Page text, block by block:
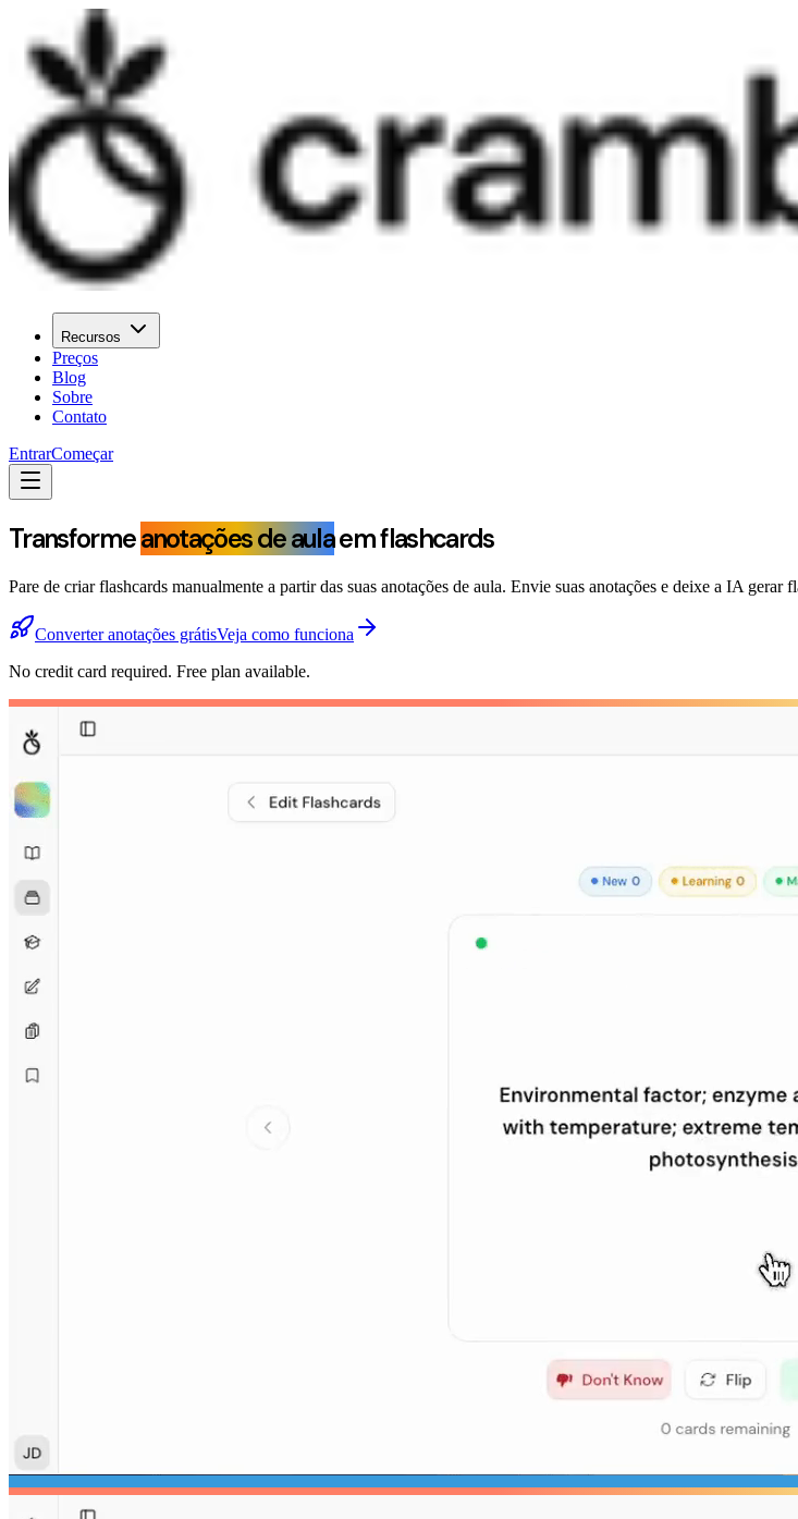
Recursos
Preços
Blog
Sobre
Contato
EntrarComeçar
Transformeanotações de aulaem flashcards
Pare de criar flashcards manualmente a partir das suas anotações de aula. Envie suas anotações e deixe a IA gerar
Converter anotações grátisVeja como funciona
No credit card required. Free plan available.